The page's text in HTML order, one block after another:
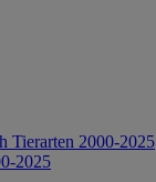
Tierarten 2000-2025
2025